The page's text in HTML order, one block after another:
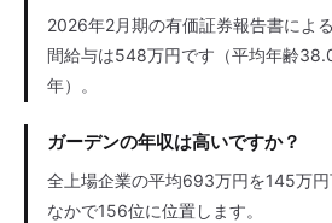
2026年2月期の有価証券報告書によ
間給与は548万円です（平均年齢
年）。
ガーデンの年収は高いですか？
全上場企業の平均693万円を145万
なかで156位に位置します。